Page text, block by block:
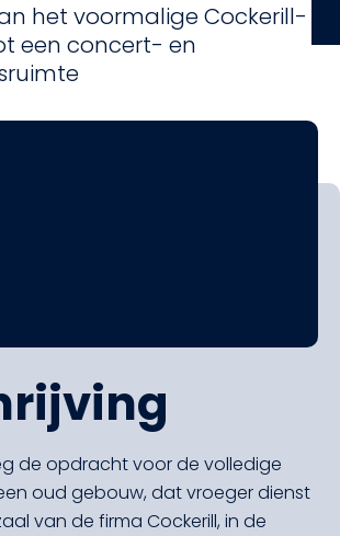
het voormalige Cockerill-
een concert- en
de opdracht voor de volledige
oud gebouw, dat vroeger dienst
van de firma Cockerill, in de